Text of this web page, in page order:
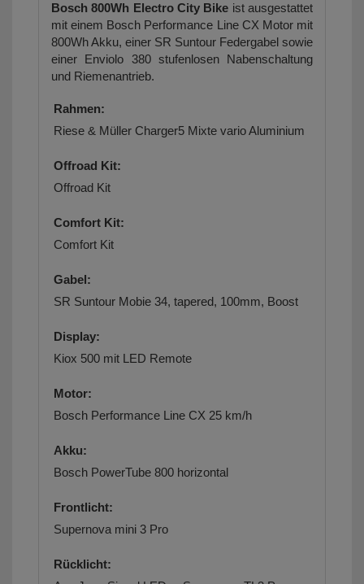
Bosch 800Wh Electro City Bike ist ausgestattet
mit einem Bosch Performance Line CX Motor mit
800Wh Akku, einer SR Suntour Federgabel sowie
einer Enviolo 380 stufenlosen Nabenschaltung
und Riemenantrieb.
Rahmen:
Riese & Müller Charger5 Mixte vario Aluminium
Offroad Kit:
Offroad Kit
Comfort Kit:
Comfort Kit
Gabel:
SR Suntour Mobie 34, tapered, 100mm, Boost
Display:
Kiox 500 mit LED Remote
Motor:
Bosch Performance Line CX 25 km/h
Akku:
Bosch PowerTube 800 horizontal
Frontlicht:
Supernova mini 3 Pro
Rücklicht: